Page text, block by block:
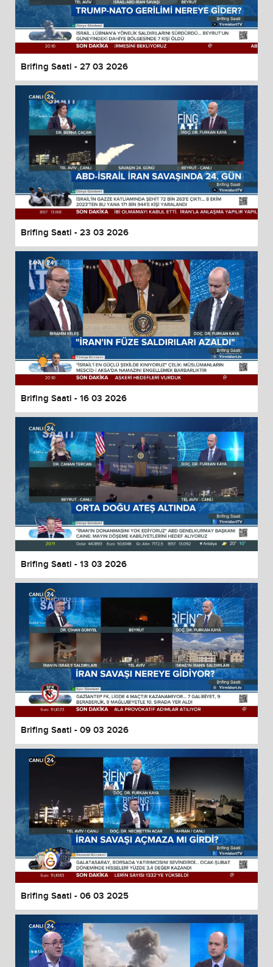
Brifing Saati - 27 03 2026
Brifing Saati - 23 03 2026
Brifing Saati - 16 03 2026
Brifing Saati - 13 03 2026
Brifing Saati - 09 03 2026
Brifing Saati - 06 03 2025